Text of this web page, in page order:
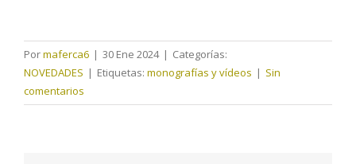
Pormaferca6 | 30 Ene 2024 | Categorías:
NOVEDADES | Etiquetas: monografías y vídeos | Sin
comentarios